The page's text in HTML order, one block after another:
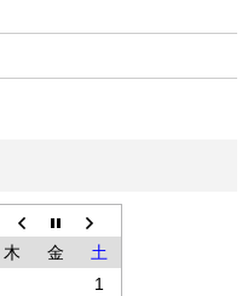
木 金
土
1